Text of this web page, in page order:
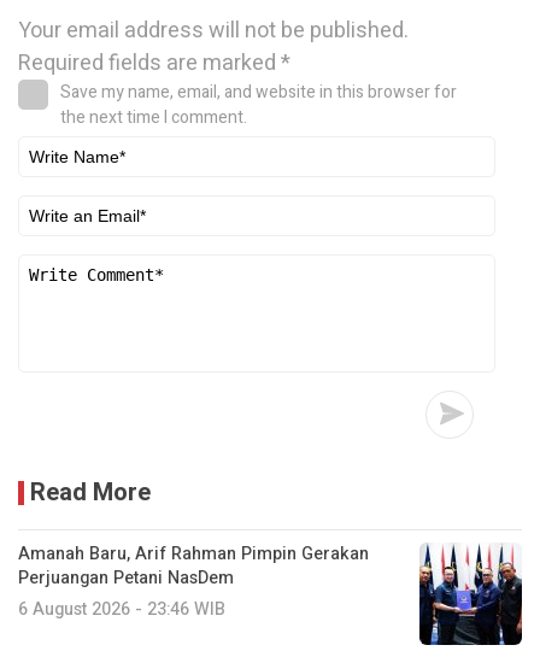
Your email address will not be published.
Required fields are marked*
Save my name, email, and website in this browser for
the next time I comment.
Read More
Amanah Baru, Arif Rahman Pimpin Gerakan
Perjuangan Petani NasDem
6 August 2026 - 23:46 WIB